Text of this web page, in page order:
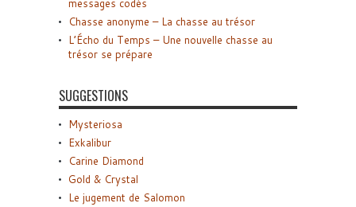
messages codés
Chasse anonyme – La chasse au trésor
L’Écho du Temps – Une nouvelle chasse au
trésor se prépare
SUGGESTIONS
Mysteriosa
Exkalibur
Carine Diamond
Gold & Crystal
Le jugement de Salomon